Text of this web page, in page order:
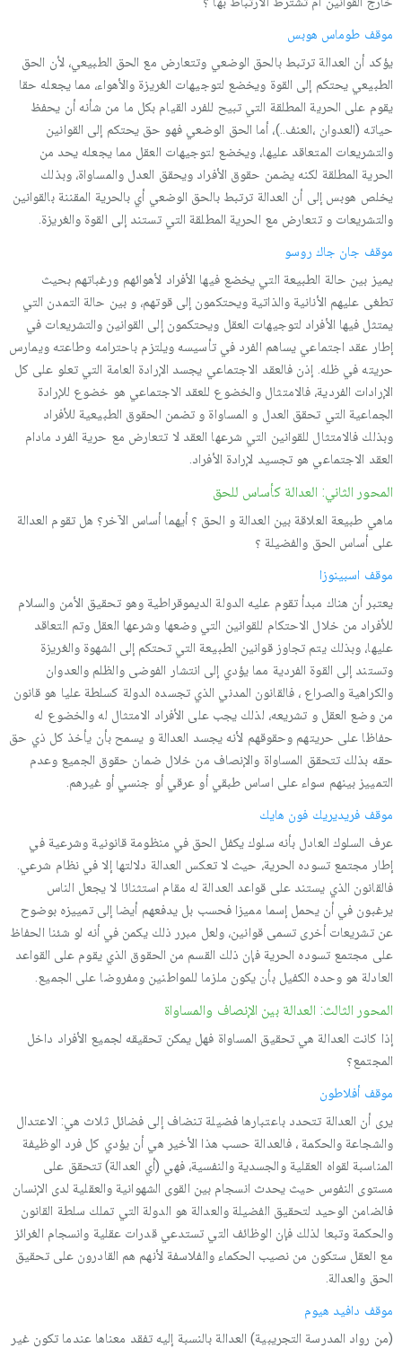
موقف طوماس هوبس
یؤكد أن العدالة ترتبط بالحق الوضعي وتتعارض مع الحق الطبیعي، لأن الحق
الطبیعي یحتكم إلى القوة ویخضع لتوجیهات الغریزة والأهواء، مما یجعله حقا
یقوم على الحریة المطلقة التي تبیح للفرد القیام بكل ما من شأنه أن یحفظ
حیاته (العدوان ،العنف..)، أما الحق الوضعي فهو حق یحتكم إلى القوانین
والتشریعات المتعاقد علیها، ویخضع لتوجیهات العقل مما یجعله یحد من
الحریة المطلقة لكنه یضمن حقوق الأفراد ویحقق العدل والمساواة، وبذلك
یخلص هوبس إلى أن العدالة ترتبط بالحق الوضعي أي بالحریة المقننة بالقوانین
والتشریعات و تتعارض مع الحریة المطلقة التي تستند إلى القوة والغریزة.
موقف جان جاك روسو
یمیز بین حالة الطبیعة التي یخضع فیها الأفراد لأهوائهم ورغباتهم بحیث
تطغى علیهم الأنانیة والذاتیة ویحتكمون إلى قوتهم، و بین حالة التمدن التي
یمتثل فیها الأفراد لتوجیهات العقل ویحتكمون إلى القوانین والتشریعات في
إطار عقد اجتماعي یساهم الفرد في تأسیسه ویلتزم باحترامه وطاعته ویمارس
حریته في ظله. إذن فالعقد الاجتماعي یجسد الإرادة العامة التي تعلو على كل
الإرادات الفردیة، فالامتثال والخضوع للعقد الاجتماعي هو خضوع للإرادة
الجماعیة التي تحقق العدل و المساواة و تضمن الحقوق الطبیعیة للأفراد
وبذلك فالامتثال للقوانین التي شرعها العقد لا تتعارض مع حریة الفرد مادام
العقد الاجتماعي هو تجسید لإرادة الأفراد.
المحور الثاني: العدالة كأساس للحق
ماهي طبیعة العلاقة بین العدالة و الحق ؟ أیهما أساس الآخر؟ هل تقوم العدالة
على أساس الحق والفضیلة ؟
موقف اسبینوزا
یعتبر أن هناك مبدأ تقوم علیه الدولة الدیموقراطیة وهو تحقیق الأمن والسلام
للأفراد من خلال الاحتكام للقوانین التي وضعها وشرعها العقل وتم التعاقد
علیها، وبذلك یتم تجاوز قوانین الطبیعة التي تحتكم إلى الشهوة والغریزة
وتستند إلى القوة الفردیة مما یؤدي إلى انتشار الفوضى والظلم والعدوان
والكراهیة والصراع ، فالقانون المدني الذي تجسده الدولة كسلطة علیا هو قانون
من وضع العقل و تشریعه، لذلك یجب على الأفراد الامتثال له والخضوع له
حفاظا على حریتهم وحقوقهم لأنه یجسد العدالة و یسمح بأن یأخذ كل ذي حق
حقه بذلك تتحقق المساواة والإنصاف من خلال ضمان حقوق الجمیع وعدم
التمییز بینهم سواء على اساس طبقي أو عرقي أو جنسي أو غیرهم.
موقف فریدیریك فون هایك
عرف السلوك العادل بأنه سلوك یكفل الحق في منظومة قانونیة وشرعیة في
إطار مجتمع تسوده الحریة، حیث لا تعكس العدالة دلالتها إلا في نظام شرعي.
فالقانون الذي یستند على قواعد العدالة له مقام استثنائا لا یجعل الناس
یرغبون في أن یحمل إسما ممیزا فحسب بل یدفعهم أیضا إلى تمییزه بوضوح
عن تشریعات أخرى تسمى قوانین، ولعل مبرر ذلك یكمن في أنه لو شئنا الحفاظ
على مجتمع تسوده الحریة فإن ذلك القسم من الحقوق الذي یقوم على القواعد
العادلة هو وحده الكفیل بأن یكون ملزما للمواطنین ومفروضا على الجمیع.
المحور الثالث: العدالة بين الإنصاف والمساواة
إذا كانت العدالة هي تحقیق المساواة فهل یمكن تحقیقه لجمیع الأفراد داخل
المجتمع؟
موقف أفلاطون
یرى أن العدالة تتحدد باعتبارها فضیلة تنضاف إلى فضائل ثلاث هي: الاعتدال
والشجاعة والحكمة ، فالعدالة حسب هذا الأخیر هي أن یؤدي كل فرد الوظیفة
المناسبة لقواه العقلیة والجسدیة والنفسیة، فهي (أي العدالة) تتحقق على
مستوى النفوس حیث یحدث انسجام بین القوى الشهوانیة والعقلیة لدى الإنسان
فالضامن الوحید لتحقیق الفضیلة والعدالة هو الدولة التي تملك سلطة القانون
والحكمة وتبعا لذلك فإن الوظائف التي تستدعي قدرات عقلیة وانسجام الغرائز
مع العقل ستكون من نصیب الحكماء والفلاسفة لأنهم هم القادرون على تحقیق
الحق والعدالة.
موقف دافید هیوم
(من رواد المدرسة التجریبیة) العدالة بالنسبة إلیه تفقد معناها عندما تكون غیر